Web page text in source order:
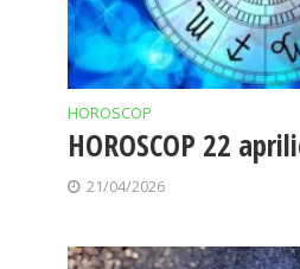
HOROSCOP
HOROSCOP 22
21/04/2026